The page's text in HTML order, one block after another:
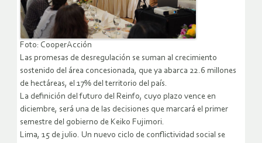
Foto: CooperAcción
Las promesas de desregulación se suman al crecimiento
sostenido del área concesionada, que ya abarca 22.6 millones
de hectáreas, el 17% del territorio del país.
La definición del futuro del Reinfo, cuyo plazo vence en
diciembre, será una de las decisiones que marcará el primer
semestre del gobierno de Keiko Fujimori.
Lima, 15 de julio. Un nuevo ciclo de conflictividad social se